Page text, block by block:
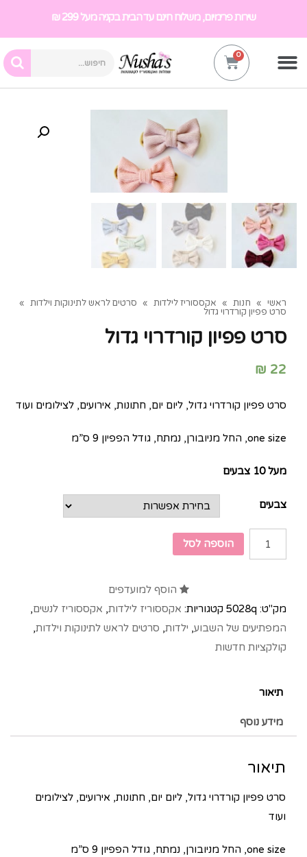
שירות פרימיום, משלוח חינם עד הבית בקניה מעל 299 ₪
ראשי » חנות » אקססוריז לילדות » סרטים לראש לתינוקות וילדות »
סרט פפיון קורדרוי גדול
סרט פפיון קורדרוי גדול
22
₪
סרט פפיון קורדרוי גדול, ליום יום, חתונות, אירועים, לצילומים ועוד
one size, החל מניובורן, נמתח, גודל הפפיון 9 ס”מ
מעל 10 צבעים
צבעים
הוספה לסל
הוסף למועדפים
מק"ט: 5028q קטגוריות: אקססוריז לילדות, אקססוריז לנשים,
המפתיעים של השבוע, ילדות, סרטים לראש לתינוקות וילדות,
קולקציות חדשות
תיאור
מידע נוסף
תיאור
סרט פפיון קורדרוי גדול, ליום יום, חתונות, אירועים, לצילומים
ועוד
one size, החל מניובורן, נמתח, גודל הפפיון 9 ס”מ